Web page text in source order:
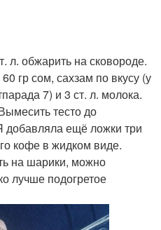
л. обжарить на сковороде.
гр сом, сахзам по вкусу (у
7) и 3 ст. л. молока.
тесто до
добавляла ещё ложки три
кофе в жидком виде.
на шарики, можно
лучше подогретое